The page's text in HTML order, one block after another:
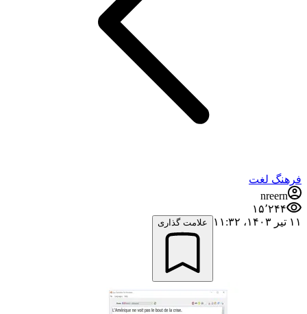
فرهنگ لغت
nreern
۱۵٬۲۴۴
۱۱ تیر ۱۴۰۳،‏ ۱۱:۳۲
علامت گذاری